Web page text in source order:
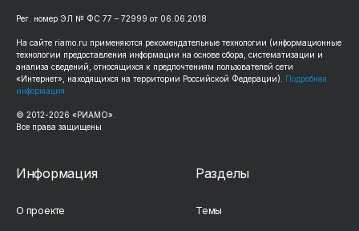
Рег. номер ЭЛ № ФС 77 – 72999 от 06.06.2018
На сайте riamo.ru применяются рекомендательные технологии (информационные
технологии предоставления информации на основе сбора, систематизации и
анализа сведений, относящихся к предпочтениям пользователей сети
«Интернет», находящихся на территории Российской Федерации). Подробная
информация
© 2012-2026 «РИАМО».
Все права защищены
Информация
О проекте
Разделы
Темы